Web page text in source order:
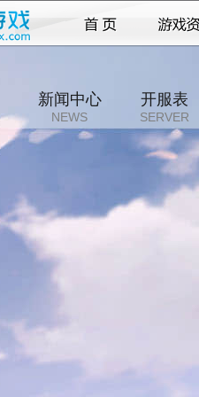
新闻中心
NEWS
开服表
SERVER